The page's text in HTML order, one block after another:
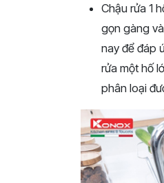
Chậu rửa 1
gọn gàng
nay để đáp
rửa một hố
phân loại